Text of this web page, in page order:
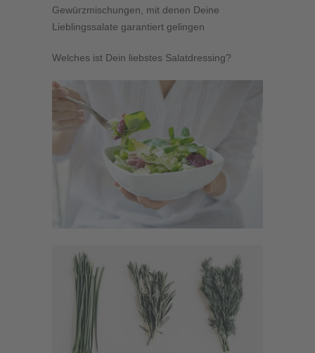
Gewürzmischungen, mit denen Deine
Lieblingssalate garantiert gelingen
Welches ist Dein liebstes Salatdressing?